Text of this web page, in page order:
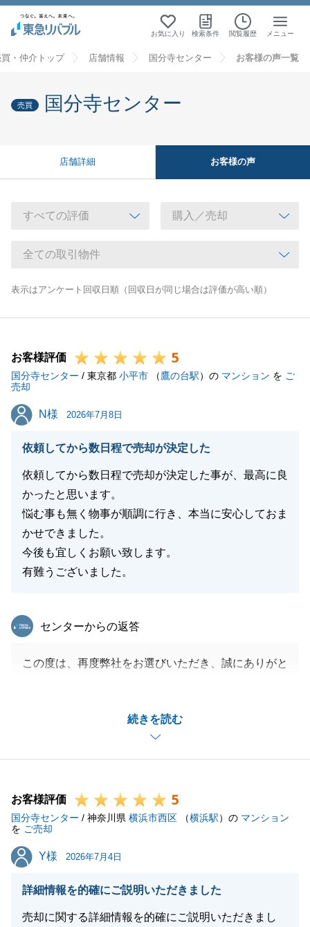
お気に入り 検索条件 閲覧履歴 メニュー
・仲介トップ 店舗情報 国分寺センター お客様の声一覧
売買 国分寺センター
店舗詳細 お客様の声
表示はアンケート回収日順（回収日が同じ場合は評価が高い順）
お客様評価 5
国分寺センター / 東京都 小平市 （鷹の台駅）の マンション を ご
売却
N様
N様 2026年7月8日
依頼してから数日程で売却が決定した
依頼してから数日程で売却が決定した事が、最高に良
かったと思います。
悩む事も無く物事が順調に行き、本当に安心しておま
かせできました。
今後も宜しくお願い致します。
有難うございました。
続きを読む
東急リバブル
センターからの返答
この度は、再度弊社をお選びいただき、誠にありがと
出来ましたこと、大変うれしく思います。
また、ご相談事等ございましたら、お気軽にご連絡い
ただけると幸いです。
お客様評価 5
国分寺センター / 神奈川県 横浜市西区 （横浜駅）の マンション
を ご売却
Y様
Y様 2026年7月4日
詳細情報を的確にご説明いただきました
売却に関する詳細情報を的確にご説明いただきまし